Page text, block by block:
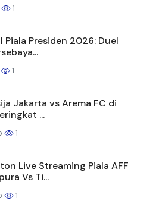
1
Piala Presiden 2026: Duel
1
Jakarta vs Arema FC di
...
1
Live Streaming Piala AFF
Vs Ti...
1